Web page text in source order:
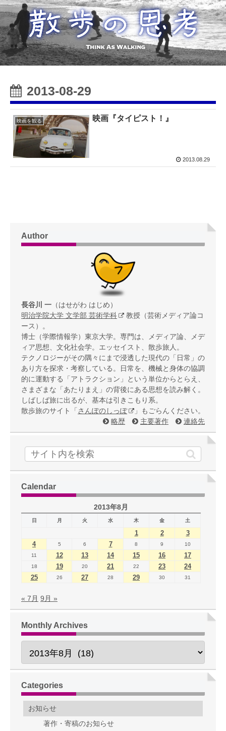
2013-08-29
映画を観る 映画『タイピスト！』
2013.08.29
Author
長谷川 一 （はせがわ はじめ）
明治学院大学 文学部 芸術学科
教授（芸術メディア論コ
ース）。
博士（学際情報学）東京大学。専門は、メディア論、メデ
ィア思想、文化社会学。エッセイスト、散歩旅人。
テクノロジーがその隅々にまで浸透した現代の「日常」の
あり方を探求・考察している。日常を、機械と身体の協調
的に運動する「アトラクション」という単位からとらえ、
さまざまな「あたりまえ」の背後にある思想を読み解く。
しばしば旅に出るが、基本は引きこもり系。
散歩旅のサイト「 さんぽのしっぽ
」もごらんください。
略歴
主要著作 連絡先
Calendar
2013年8月
日 月 火 水 木 金 土
1 2
3
4
5 6 7 8 9
10
11
12 13 14 15 16 17
18 19 20 21 22 23
24
25
26 27 28 29 30 31
« 7月 9月 »
Monthly Archives
Categories
お知らせ
著作・寄稿のお知らせ